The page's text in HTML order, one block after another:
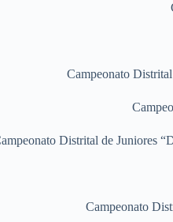
Campeonato
Distrital de Juniores
Campeonato